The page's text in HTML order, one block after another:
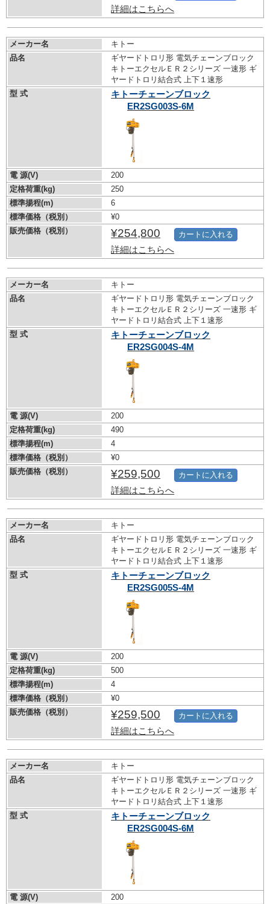
詳細はこちらへ
メーカー名
キトー
品名
ギヤードトロリ形 電気チェーンブロック
キトーエクセルＥＲ２シリーズ 一速形 ギ
ヤードトロリ結合式 上下１速形
型 式
キトーチェーンブロック
ER2SG003S-6M
電 源(V)
200
定格荷重(kg)
250
標準揚程(m)
6
標準価格（税別）
¥0
販売価格（税別）
¥254,800
詳細はこちらへ
カートに入れる
メーカー名
キトー
品名
ギヤードトロリ形 電気チェーンブロック
キトーエクセルＥＲ２シリーズ 一速形 ギ
ヤードトロリ結合式 上下１速形
型 式
キトーチェーンブロック
ER2SG004S-4M
電 源(V)
200
定格荷重(kg)
490
標準揚程(m)
4
標準価格（税別）
¥0
販売価格（税別）
¥259,500
詳細はこちらへ
カートに入れる
メーカー名
キトー
品名
ギヤードトロリ形 電気チェーンブロック
キトーエクセルＥＲ２シリーズ 一速形 ギ
ヤードトロリ結合式 上下１速形
型 式
キトーチェーンブロック
ER2SG005S-4M
電 源(V)
200
定格荷重(kg)
500
標準揚程(m)
4
標準価格（税別）
¥0
販売価格（税別）
¥259,500
詳細はこちらへ
カートに入れる
メーカー名
キトー
品名
ギヤードトロリ形 電気チェーンブロック
キトーエクセルＥＲ２シリーズ 一速形 ギ
ヤードトロリ結合式 上下１速形
型 式
キトーチェーンブロック
ER2SG004S-6M
電 源(V)
200